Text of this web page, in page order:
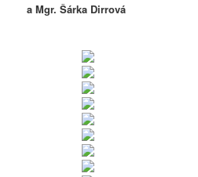
a Mgr. Šárka Dirrová